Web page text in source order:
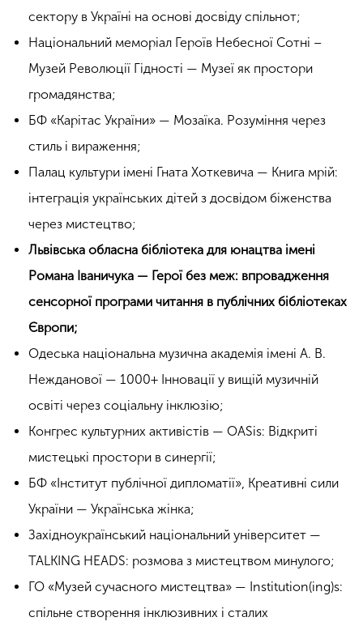
сектору в Україні на основі досвіду спільнот;
Національний меморіал Героїв Небесної Сотні –
Музей Революції Гідності — Музеї як простори
громадянства;
БФ «Карітас України» — Мозаїка. Розуміння через
стиль і вираження;
Палац культури імені Гната Хоткевича — Книга мрій:
інтеграція українських дітей з досвідом біженства
через мистецтво;
Львівська обласна бібліотека для юнацтва імені
Романа Іваничука — Герої без меж: впровадження
сенсорної програми читання в публічних бібліотеках
Європи;
Одеська національна музична академія імені А. В.
Нежданової — 1000+ Інновації у вищій музичній
освіті через соціальну інклюзію;
Конгрес культурних активістів — OASis: Відкриті
мистецькі простори в синергії;
БФ «Інститут публічної дипломатії», Креативні сили
України — Українська жінка;
Західноукраїнський національний університет —
TALKING HEADS: розмова з мистецтвом минулого;
ГО «Музей сучасного мистецтва» — Institution(ing)s:
спільне створення інклюзивних і сталих